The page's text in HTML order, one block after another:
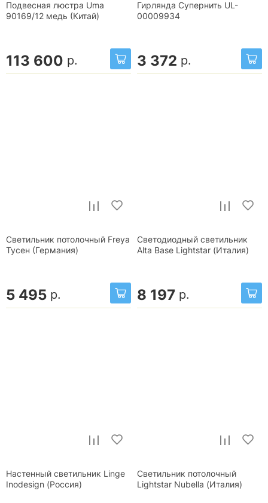
Подвесная люстра Uma
90169/12 медь (Китай)
113 600 р.
Гирлянда Супернить UL-
00009934
3 372 р.
Светильник потолочный Freya
Тусен (Германия)
5 495 р.
Светодиодный светильник
Alta Base Lightstar (Италия)
8 197 р.
Настенный светильник Linge
Inodesign (Россия)
Светильник потолочный
Lightstar Nubella (Италия)